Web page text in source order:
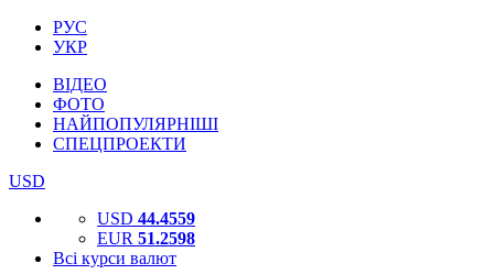
РУС
УКР
ВІДЕО
ФОТО
НАЙПОПУЛЯРНІШІ
СПЕЦПРОЕКТИ
USD
USD 44.4559
EUR 51.2598
Всі курси валют